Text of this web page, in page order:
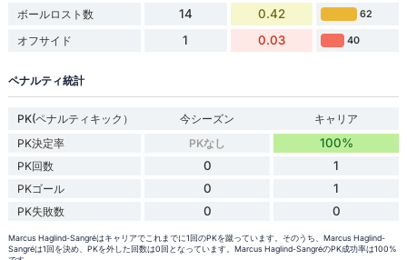
ボールロスト数 14 0.42 62
オフサイド 1 0.03 40
ペナルティ統計
PK(ペナルティキック） 今シーズン
キャリア
PK決定率
PKなし 100%
PK回数 0 1
PKゴール 0 1
PK失敗数 0 0
Marcus Haglind-Sangréはキャリアでこれまでに1回のPKを蹴っています。そのうち、Marcus Haglind-
Sangréは1回を決め、PKを外した回数は0回となっています。Marcus Haglind-SangréのPK成功率は100%